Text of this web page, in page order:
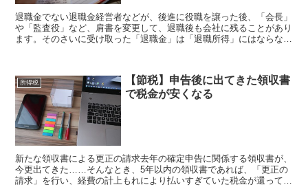
退職金でない退職金経営者などが、後進に役職を譲った後、「会長」
や「監査役」など、肩書を変更して、退職後も会社に残ることがあり
ます。そのさいに受け取った「退職金」は「退職所得」にはならない
所得税
【節税】申告後に出てきた領収書
で税金が安くなる
新たな領収書による更正の請求去年の確定申告に関係する領収書が、
今更出てきた……そんなとき、5年以内の領収書であれば、「更正の
請求」を行い、経費の計上もれにより払いすぎていた税金が還ってく